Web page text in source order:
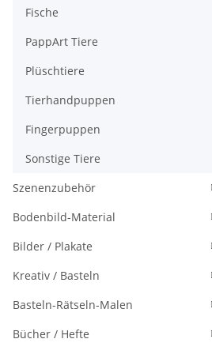
Fische
PappArt Tiere
Plüschtiere
Tierhandpuppen
Fingerpuppen
Sonstige Tiere
Szenenzubehör
Bodenbild-Material
Bilder / Plakate
Kreativ / Basteln
Basteln-Rätseln-Malen
Bücher / Hefte